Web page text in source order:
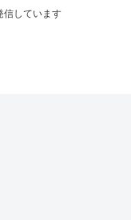
信しています